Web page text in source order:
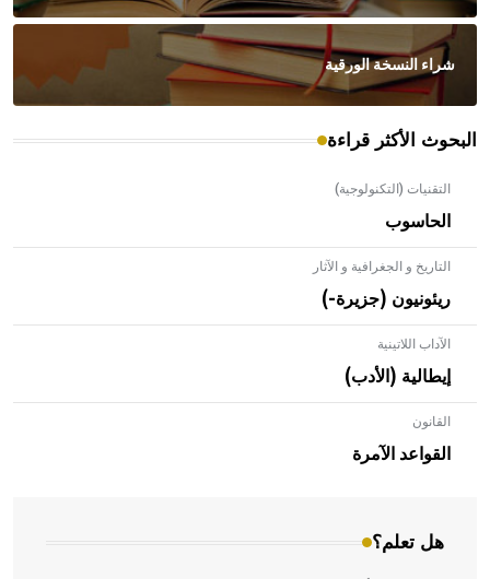
شراء النسخة الورقية
البحوث الأكثر قراءة
التقنيات (التكنولوجية)
الحاسوب
التاريخ و الجغرافية و الآثار
ريئونيون (جزيرة-)
الآداب اللاتينية
إيطالية (الأدب)
القانون
القواعد الآمرة
هل تعلم؟
- هل تعلم أن الأبلق نوع من الفنون الهندسية التي ارتبطت
بالعمارة الإسلامية في بلاد الشام ومصر خاصة، حيث يحرص
المعمار على بناء مداميكه وخاصة في الواجهات